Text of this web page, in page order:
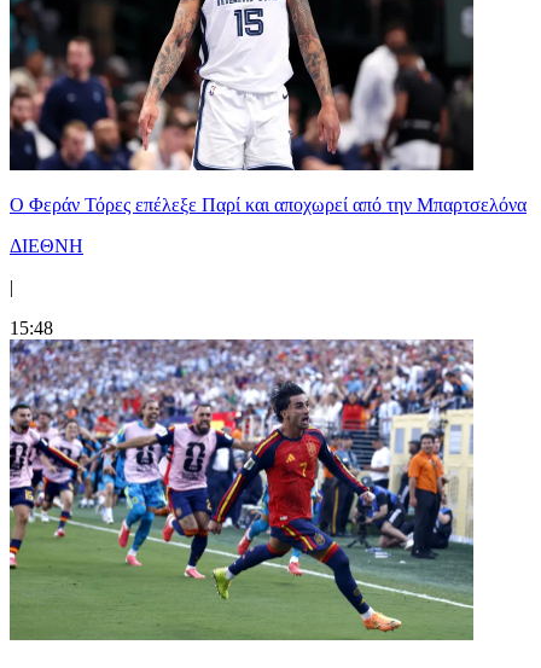
Ο Φεράν Τόρες επέλεξε Παρί και αποχωρεί από την Μπαρτσελόνα
ΔΙΕΘΝΗ
|
15:48